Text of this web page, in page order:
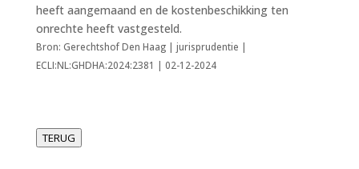
heeft aangemaand en de kostenbeschikking ten
onrechte heeft vastgesteld.
Bron: Gerechtshof Den Haag | jurisprudentie |
ECLI:NL:GHDHA:2024:2381 | 02-12-2024
TERUG